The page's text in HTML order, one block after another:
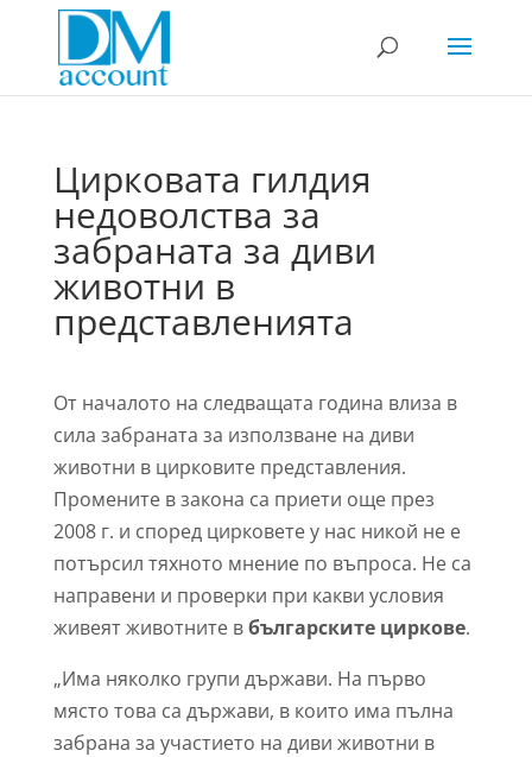
Цирковата гилдия
недоволства за
забраната за диви
животни в
представленията
От началото на следващата година влиза в
сила забраната за използване на диви
животни в цирковите представления.
Промените в закона са приети още през
2008 г. и според цирковете у нас никой не е
потърсил тяхното мнение по въпроса. Не са
направени и проверки при какви условия
живеят животните вбългарските циркове.
„Има няколко групи държави. На първо
място това са държави, в които има пълна
забрана за участието на диви животни в